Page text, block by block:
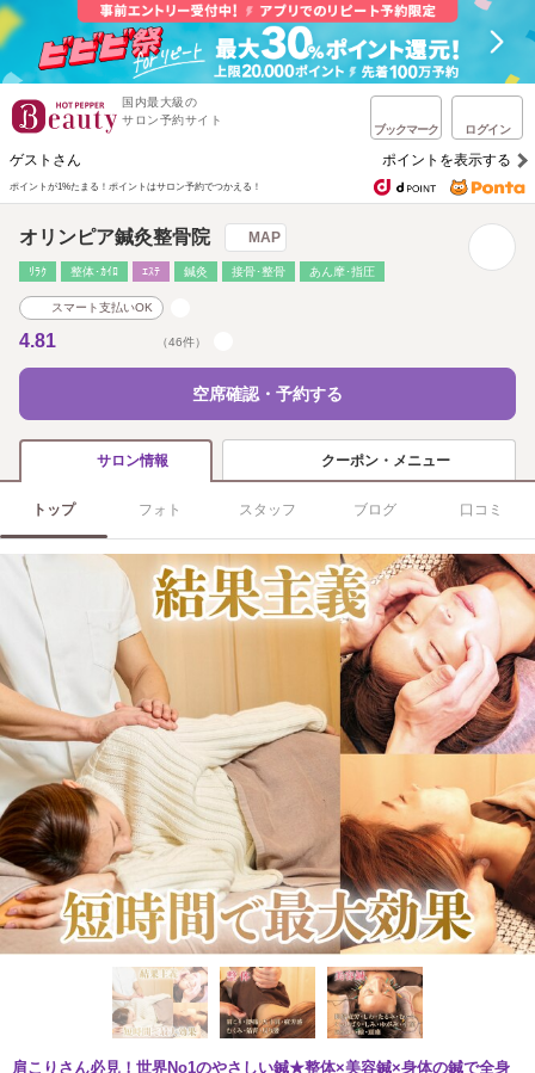
国内最大級の
サロン予約サイト
ブックマーク ログイン
ゲストさん ポイントを表示する
ポイントが1%たまる！ ポイントはサロン予約でつかえる！
オリンピア鍼灸整骨院 MAP
ﾘﾗｸ 整体･ｶｲﾛ ｴｽﾃ 鍼灸 接骨･整骨 あん摩･指圧
スマート支払いOK
4.81 （46件）
空席確認・予約する
サロン情報 クーポン・メニュー
トップ フォト スタッフ ブログ 口コミ
肩こりさん必見！世界No1のやさしい鍼★整体×美容鍼×身体の鍼で全身